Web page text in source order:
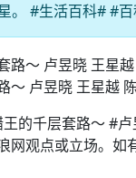
。 #生活百科# #
～ 卢昱晓 王星越
的千层套路～ #
网观点或立场。